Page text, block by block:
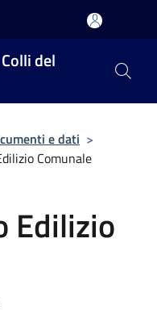
del
e dati >
Comunale
Edilizio